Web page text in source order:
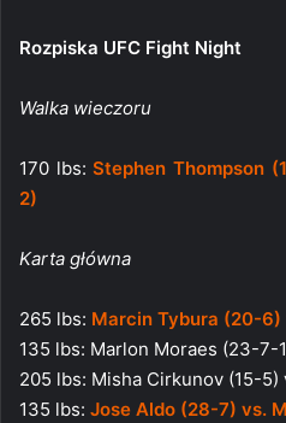
Rozpiska UFC Fight Night
Walka wieczoru
170 lbs:Stephen Thompson
2)
Karta główna
265 lbs: Marcin Tybura (20-6)
135 lbs: Marlon Moraes (23-7-
205 lbs: Misha Cirkunov (15-5)
135 lbs: Jose Aldo (28-7) vs.